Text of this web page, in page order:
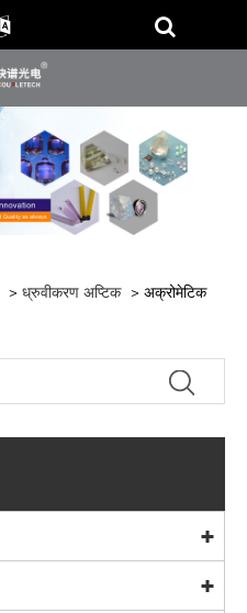
>ध्रुवीकरण अप्टिक > अक्रोमेटिक